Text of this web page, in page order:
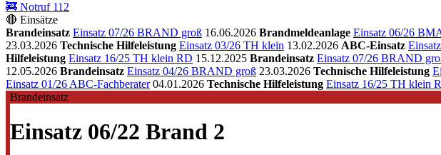
🚒 Notruf 112
🔴 Einsätze
Brandeinsatz Einsatz 07/26 BRAND groß 16.06.2026 Brandmeldeanlage Einsatz 06/26
23.03.2026 Technische Hilfeleistung Einsatz 03/26 TH klein 13.02.2026 ABC-Einsatz
Hilfeleistung Einsatz 16/25 TH klein RD 15.12.2025 Brandeinsatz Einsatz 07/26 BRAND
12.05.2026 Brandeinsatz Einsatz 04/26 BRAND groß 23.03.2026 Technische Hilfeleistung
Einsatz 01/26 ABC-Fachberater 04.01.2026 Technische Hilfeleistung Einsatz 16/25 TH klein
Brandeinsatz
Einsatz 06/22 Brand 2